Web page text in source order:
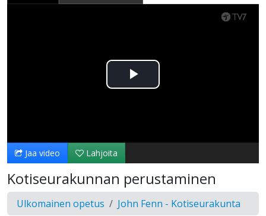
Toista
Jaa video Lahjoita
Kotiseurakunnan perustaminen
Ulkomainen opetus John Fenn - Kotiseurakunta